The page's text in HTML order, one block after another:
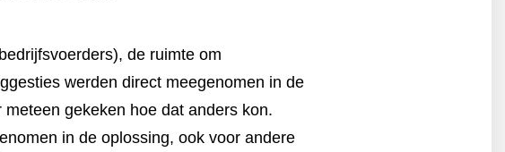
de ruimte om
werden direct meegenomen in de
gekeken hoe dat anders kon.
in de oplossing, ook voor andere